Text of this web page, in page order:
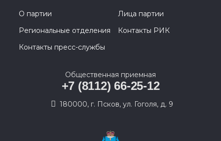
О партии
Лица партии
Региональные отделения
Контакты РИК
Контакты пресс-службы
Общественная приемная
+7 (8112) 66-25-12
180000, г. Псков, ул. Гоголя, д. 9